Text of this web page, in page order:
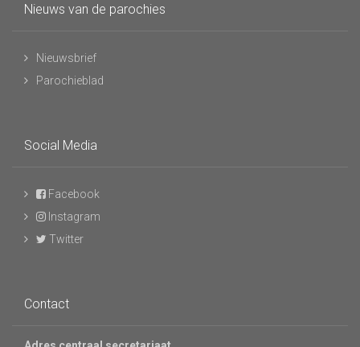
Nieuws van de parochies
Nieuwsbrief
Parochieblad
Social Media
Facebook
Instagram
Twitter
Contact